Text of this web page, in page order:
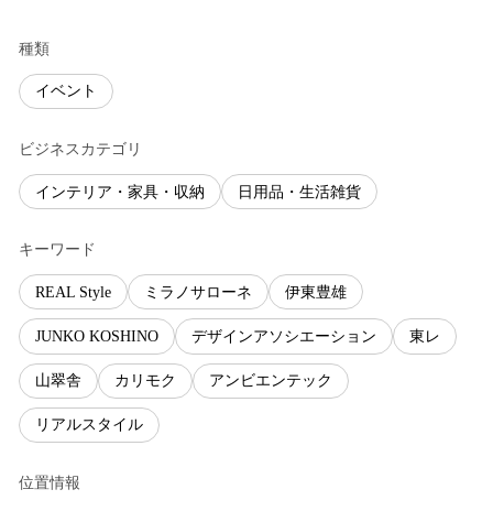
種類
イベント
ビジネスカテゴリ
インテリア・家具・収納 日用品・生活雑貨
キーワード
REAL Style ミラノサローネ 伊東豊雄
JUNKO KOSHINO デザインアソシエーション 東レ
山翠舎 カリモク アンビエンテック
リアルスタイル
位置情報